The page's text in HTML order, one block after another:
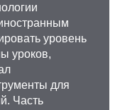
уровень
уроков,
для
Часть